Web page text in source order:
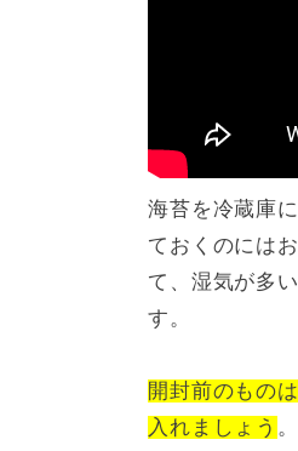
海苔を冷蔵庫
ておくのには
て、湿気が多
す。
開封前のもの
入れましょう 。